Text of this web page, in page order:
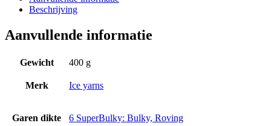
Beschrijving
Aanvullende informatie
Gewicht 400 g
Merk Ice yarns
Garen dikte 6 SuperBulky: Bulky, Roving